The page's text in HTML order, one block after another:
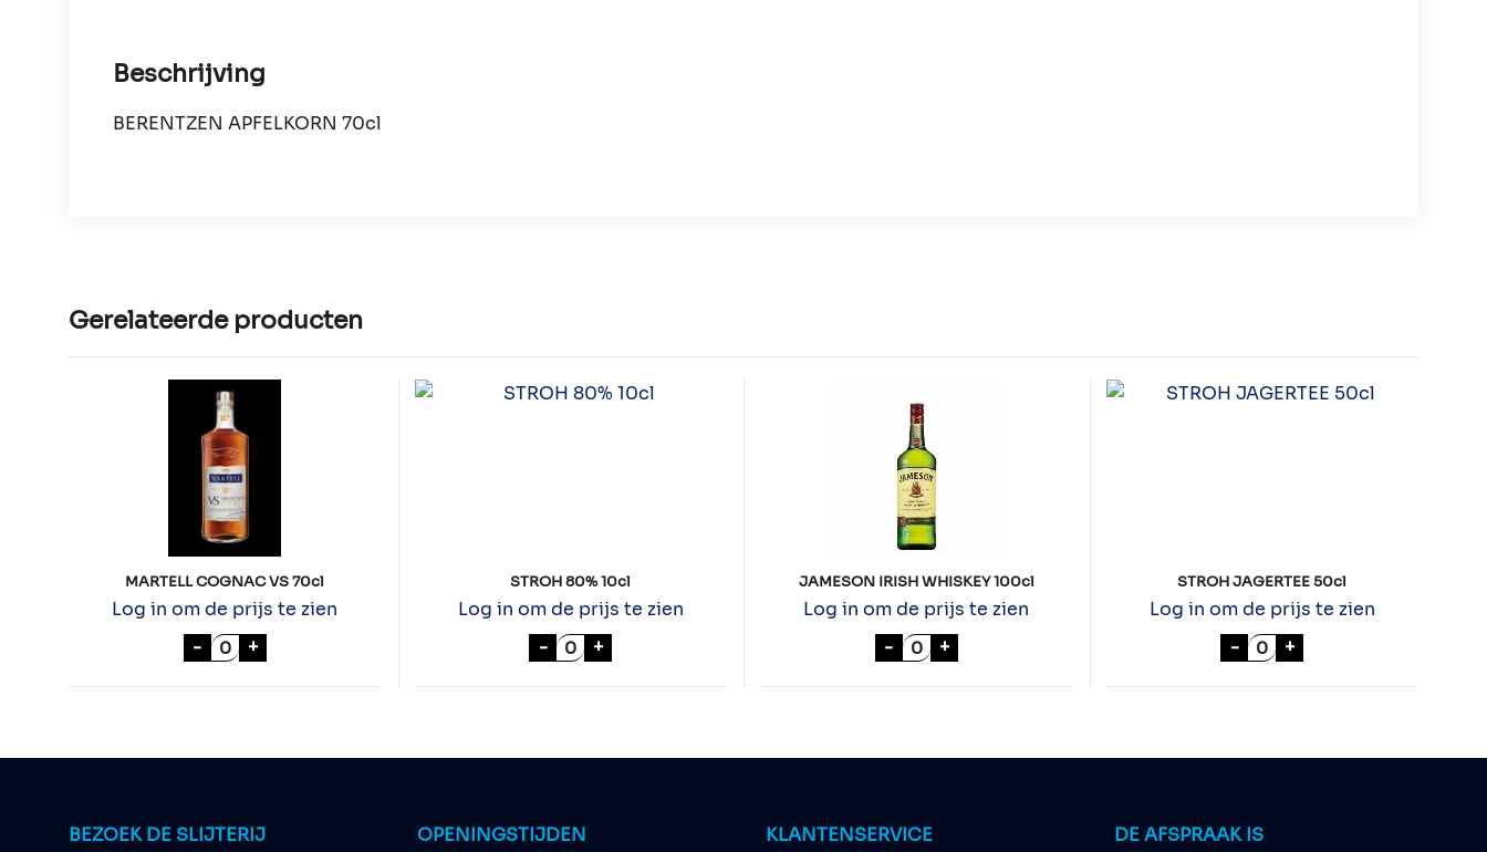
Beschrijving
BERENTZEN APFELKORN 70cl
Gerelateerde producten
MARTELL COGNAC VS 70cl
Log in om de prijs te zien
- MARTELL COGNAC VS 70cl aantal
+
STROH 80% 10cl
Log in om de prijs te zien
- STROH 80% 10cl aantal
+
JAMESON IRISH WHISKEY 100cl
Log in om de prijs te zien
- JAMESON IRISH WHISKEY 100cl aantal
+
STROH JAGERTEE 50cl
Log in om de prijs te zien
- STROH JAGERTEE 50cl
+
BEZOEK DE SLIJTERIJ OPENINGSTIJDEN KLANTENSERVICE DE AFSPRAAK IS